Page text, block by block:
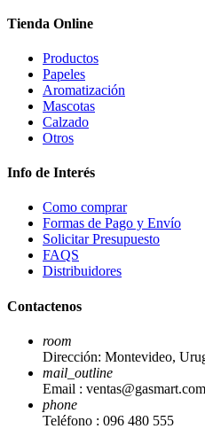
Tienda Online
Productos
Papeles
Aromatización
Mascotas
Calzado
Otros
Info de Interés
Como comprar
Formas de Pago y Envío
Solicitar Presupuesto
FAQS
Distribuidores
Contactenos
room
Dirección: Montevideo,
mail_outline
Email :
phone
Teléfono : 096 480 555